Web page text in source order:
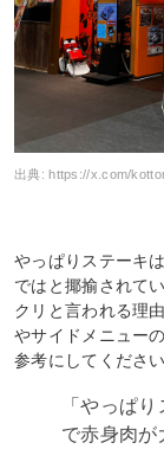
出典:https://x.com/
やっぱりステーキ
ではと揶揄されて
クリと言われる理
やサイドメニュー
参考にしてください
「やっぱ
で赤身肉が